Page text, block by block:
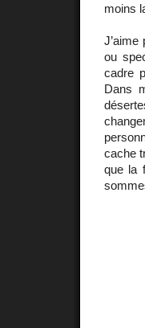
moins
ou
cadre
Dans
cache
que la